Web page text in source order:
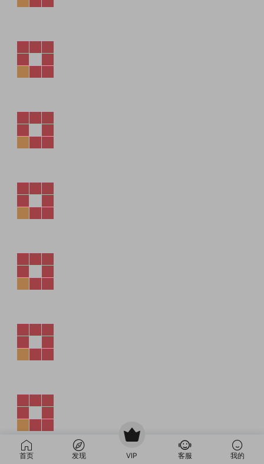
首页 发现 VIP 客服 我的